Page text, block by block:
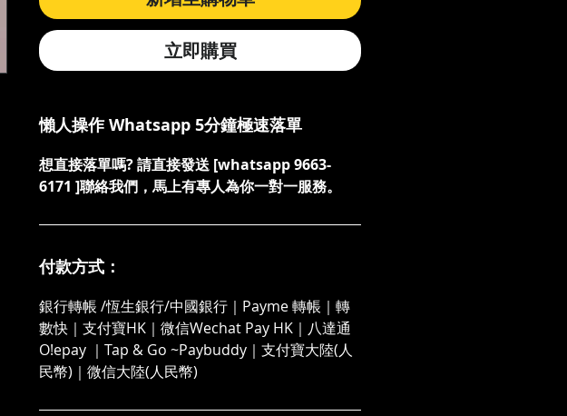
立即購買
懶人操作 Whatsapp 5分鐘極速落單
想直接落單嗎? 請直接發送 [whatsapp 9663-
6171 ]聯絡我們，馬上有專人為你一對一服務。
付款方式：
銀行轉帳 /恆生銀行/中國銀行｜Payme 轉帳｜轉
數快｜支付寶HK｜微信Wechat Pay HK｜八達通
O!epay ｜Tap & Go ~Paybuddy｜支付寶大陸(人
民幣)｜微信大陸(人民幣)